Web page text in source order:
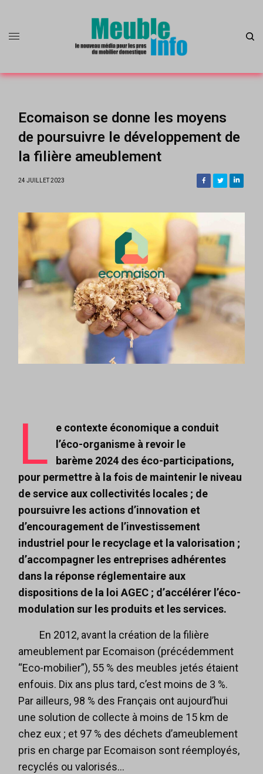
Ecomaison se donne les moyens
de poursuivre le développement de
la filière ameublement
24 JUILLET 2023
L
e contexte économique a conduit
l’éco-organisme à revoir le
barème 2024 des éco-participations,
pour permettre à la fois de maintenir le niveau
de service aux collectivités locales ; de
poursuivre les actions d’innovation et
d’encouragement de l’investissement
industriel pour le recyclage et la valorisation ;
d’accompagner les entreprises adhérentes
dans la réponse réglementaire aux
dispositions de la loi AGEC ; d’accélérer l’éco-
modulation sur les produits et les services.
En 2012, avant la création de la filière
ameublement par Ecomaison (précédemment
“Eco-mobilier”), 55 % des meubles jetés étaient
enfouis. Dix ans plus tard, c’est moins de 3 %.
Par ailleurs, 98 % des Français ont aujourd’hui
une solution de collecte à moins de 15 km de
chez eux ; et 97 % des déchets d’ameublement
pris en charge par Ecomaison sont réemployés,
recyclés ou valorisés…